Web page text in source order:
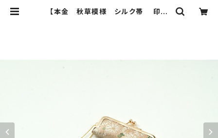
【本金 秋草模様 シルク帯 印鑑